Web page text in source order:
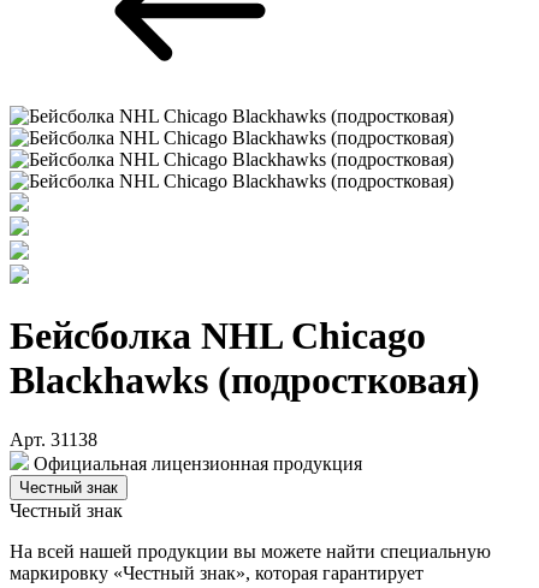
Бейсболка NHL Chicago
Blackhawks (подростковая)
Арт. 31138
Официальная лицензионная продукция
Честный знак
Честный знак
На всей нашей продукции вы можете найти специальную
маркировку «Честный знак», которая гарантирует